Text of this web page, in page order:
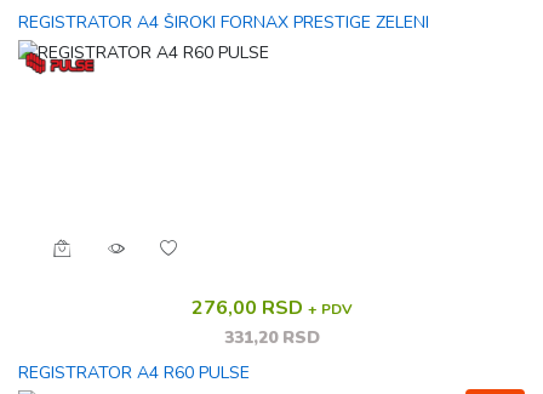
REGISTRATOR A4 ŠIROKI FORNAX PRESTIGE ZELENI
276,00 RSD + PDV
331,20 RSD
REGISTRATOR A4 R60 PULSE